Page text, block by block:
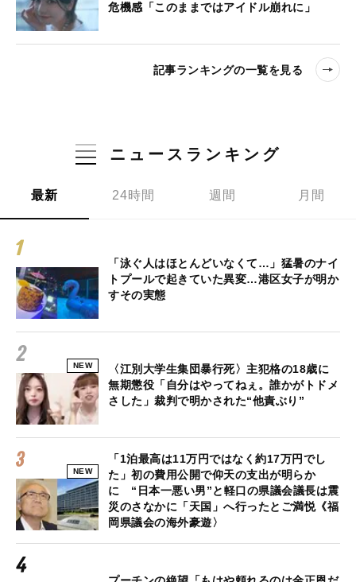
危機感「このままではアイドル崩れに」
記事ランキングの一覧を見る
ニュースランキング
最新 24時間 週間 月間
「泳ぐ人はほとんどいなくて…」猛暑のナイ
トプールで起きていた異変…港区女子が明か
すその実態
NEW
〈江別大学生集団暴行死〉主犯格の18歳に
無期懲役「自分はやってねぇ。誰かがトドメ
さした」裁判で明かされた“他責ぶり”
NEW
「1泊最高は11万円ではなく約17万円でし
た」初の費用公開で仰天の支出が明らか
に “日本一悪い男”と軽口の県議会議長は震
災のさなかに「天国」へ行ったとご満悦《福
岡県議会の海外豪遊〉